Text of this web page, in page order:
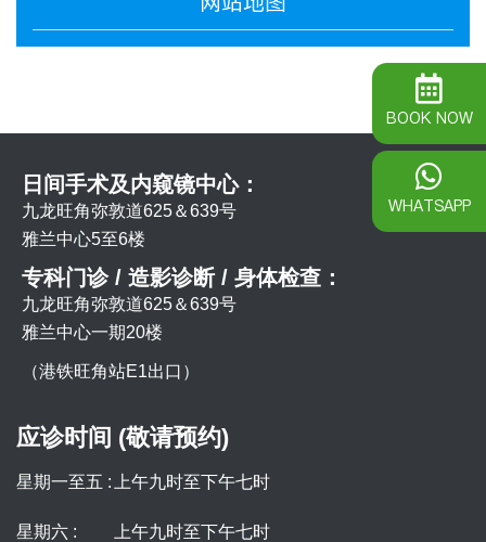
日间手术及内窥镜中心：
九龙旺角弥敦道625＆639号
雅兰中心5至6楼
专科门诊 / 造影诊断 / 身体检查：
九龙旺角弥敦道625＆639号
雅兰中心一期20楼
（港铁旺角站E1出口）
应诊时间 (敬请预约)
星期一至五 : 上午九时至下午七时
星期六 : 上午九时至下午七时
BOOK NOW
WHATSAPP